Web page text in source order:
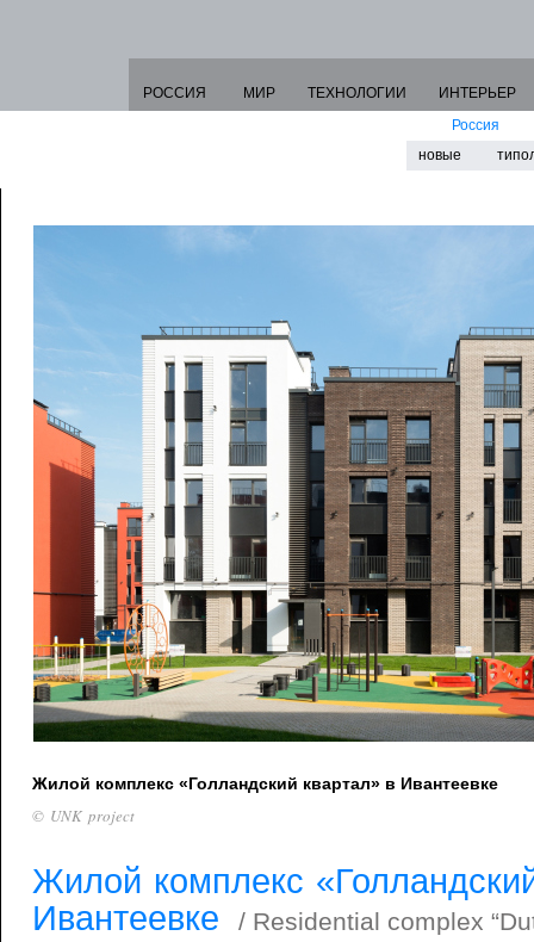
РОССИЯ МИР ТЕХНОЛОГИИ
ИНТЕРЬЕР
Россия
новые
Жилой комплекс «Голландский квартал» в Ивантеевке
© UNK project
Жилой комплекс
Ивантеевке
/ Residential complex